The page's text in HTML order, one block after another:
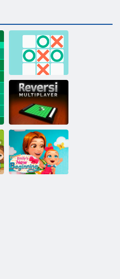
Tic Tac Toe |
Klassisches
Spiel
Reversi
Multiplayer